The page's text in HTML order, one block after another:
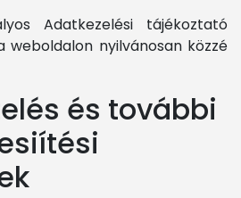
Adatkezelési tájékoztató
nyilvánosan közzé
és további